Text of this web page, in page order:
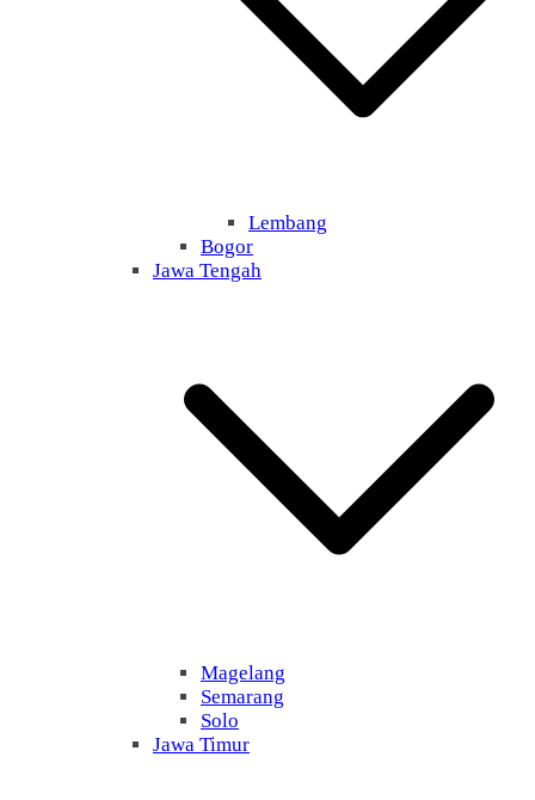
Lembang
Bogor
Jawa Tengah
Magelang
Semarang
Solo
Jawa Timur